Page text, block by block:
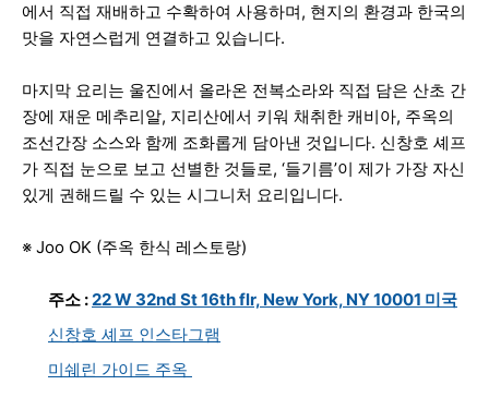
에서 직접 재배하고 수확하여 사용하며, 현지의 환경과 한국의
맛을 자연스럽게 연결하고 있습니다.
마지막 요리는 울진에서 올라온 전복소라와 직접 담은 산초 간
장에 재운 메추리알, 지리산에서 키워 채취한 캐비아, 주옥의
조선간장 소스와 함께 조화롭게 담아낸 것입니다. 신창호 셰프
가 직접 눈으로 보고 선별한 것들로, ‘들기름’이 제가 가장 자신
있게 권해드릴 수 있는 시그니처 요리입니다.
※ Joo OK (주옥 한식 레스토랑)
주소 :22 W 32nd St 16th flr, New York, NY 10001 미국
신창호 셰프 인스타그램
미쉐린 가이드 주옥